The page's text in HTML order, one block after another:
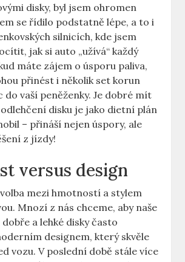
disky,‌ byl jsem ohromen​
se řídilo ⁣podstatně lépe, a to​ i
silnicích, kde‍ jsem
⁣jak si ⁤auto „užívá“ každý
máte‌ zájem o úsporu paliva,
přinést i⁣ několik set korun
⁤do vaší ‍peněženky. Je dobré mít
disku je jako dietní ​plán
–​ přináší ⁣nejen úspory, ale‌
⁣z ​jízdy!
versus design
mezi hmotností a ​stylem
⁢Mnozí⁣ z nás chceme, aby naše
a lehké⁢ disky často
designem,​ který skvěle
vozu. ⁢V poslední době stále ⁢více